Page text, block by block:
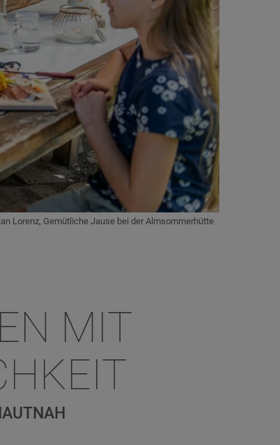
Lorenz, Gemütliche Jause bei der Almsommerhütte
MIT